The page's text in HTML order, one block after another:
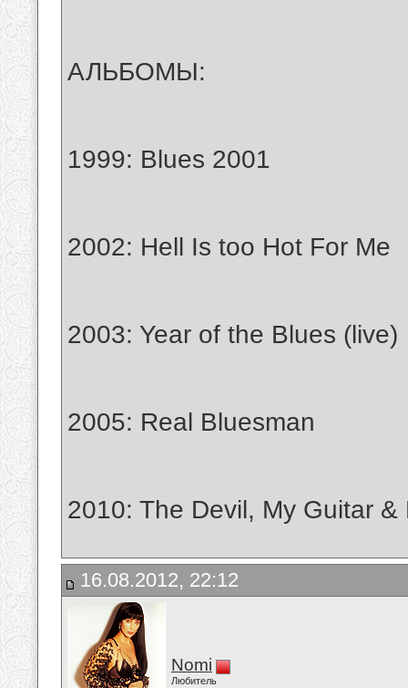
АЛЬБОМЫ:
1999: Blues 2001
2002: Hell Is too Hot For Me
2003: Year of the Blues (live)
2005: Real Bluesman
2010: The Devil, My Guitar &
16.08.2012, 22:12
Nomi
Любитель